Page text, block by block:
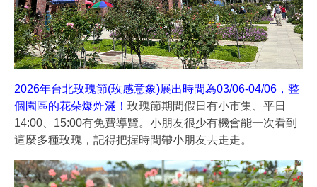
2026年台北玫瑰節(玫感意象)展出時間為03/06-04/06，整
個園區的花朵爆炸滿！ 玫瑰節期間假日有小市集、平日
14:00、15:00有免費導覽。小朋友很少有機會能一次看到
這麼多種玫瑰，記得把握時間帶小朋友去走走。